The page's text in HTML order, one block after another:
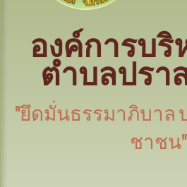
องค์การบริ
ตำบลปรา
"ยึดมั่นธรรมาภิบาล
ชาชน"